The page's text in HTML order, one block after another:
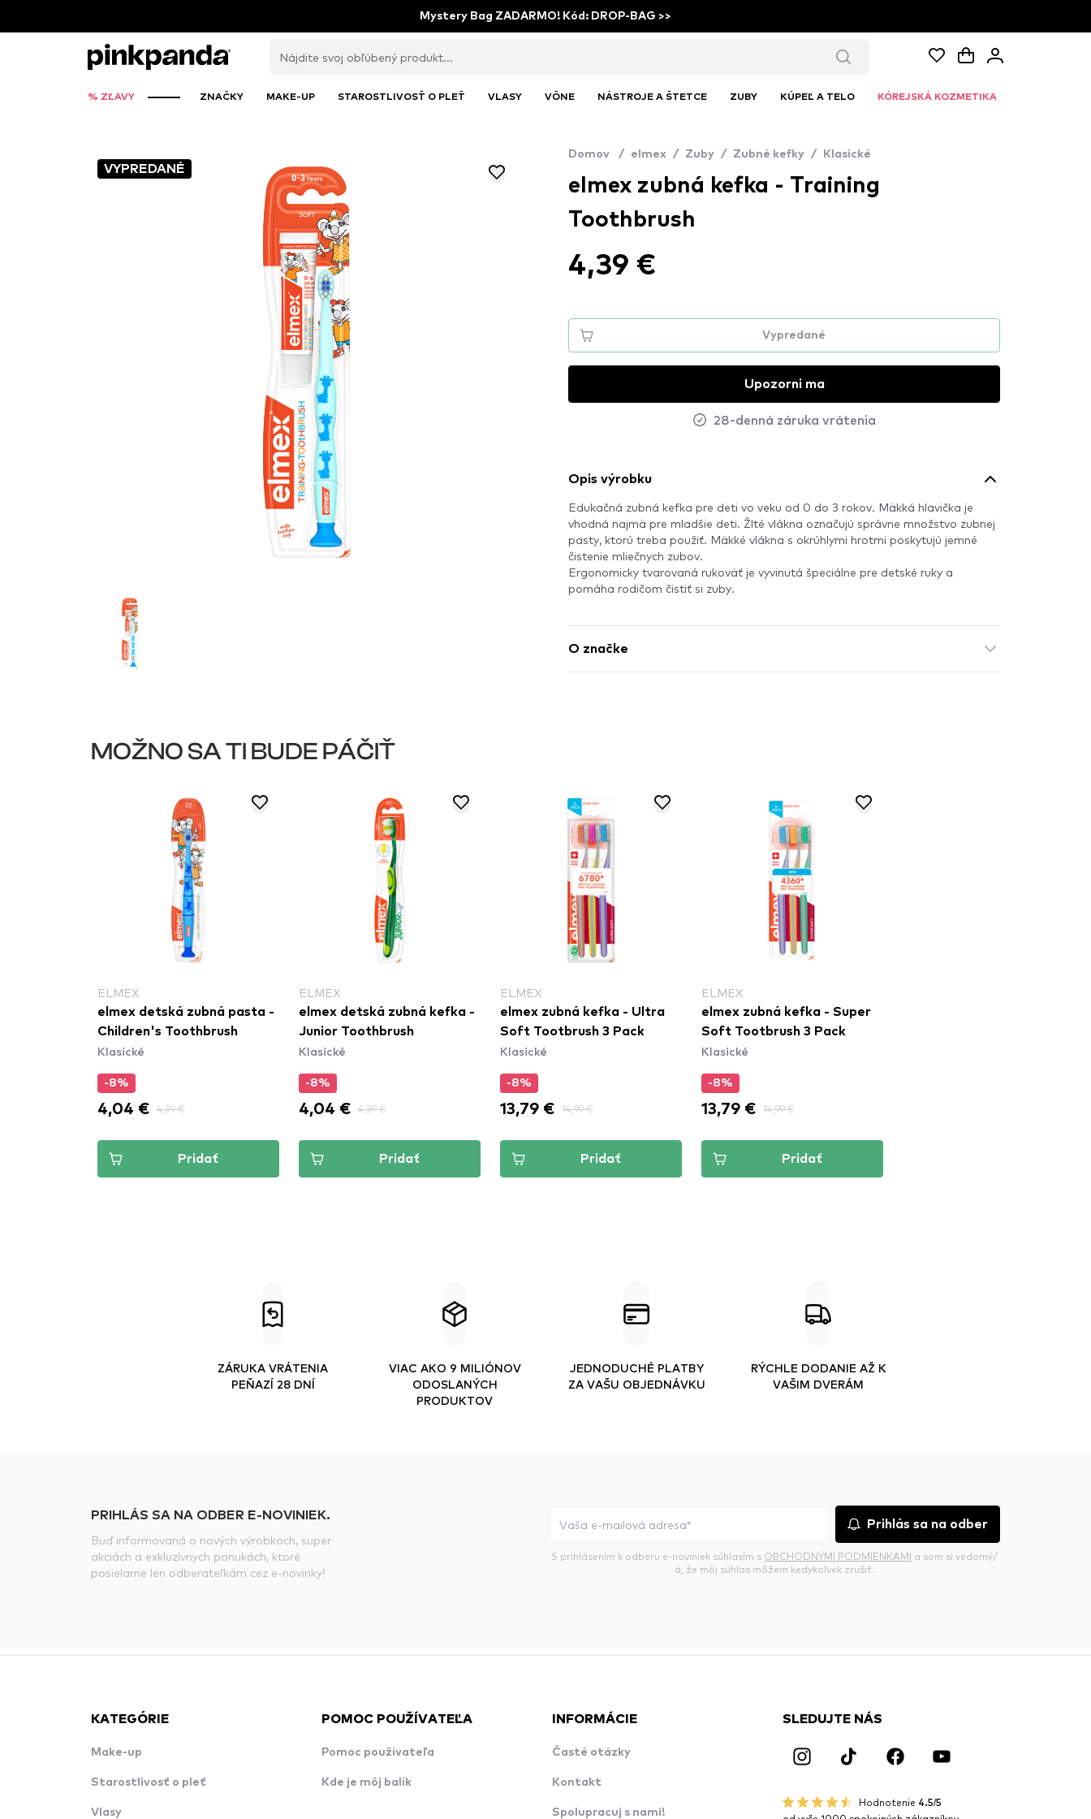
Mystery Bag ZADARMO! Kód: DROP-BAG >>
% ZĽAVY ZNAČKY MAKE-UP STAROSTLIVOSŤ O PLEŤ VLASY VÔNE NÁSTROJE A ŠTETCE ZUBY KÚPEĽ A TELO KÓREJSKÁ KOZMETIKA
VYPREDANÉ
Domov / elmex / Zuby / Zubné kefky / Klasické
elmex zubná kefka - Training
Toothbrush
4,39 €
Vypredané
Upozorni ma
28-denná záruka vrátenia
Opis výrobku
Edukačná zubná kefka pre deti vo veku od 0 do 3 rokov. Mäkká hlavička je
vhodná najmä pre mladšie deti. Žlté vlákna označujú správne množstvo zubnej
pasty, ktorú treba použiť. Mäkké vlákna s okrúhlymi hrotmi poskytujú jemné
čistenie mliečnych zubov.
Ergonomicky tvarovaná rukoväť je vyvinutá špeciálne pre detské ruky a
pomáha rodičom čistiť si zuby.
O značke
MOŽNO SA TI BUDE PÁČIŤ
ELMEX
elmex detská zubná pasta -
Children's Toothbrush
Klasické
-8%
4,04 € 4,39 €
Pridať
ELMEX
elmex detská zubná kefka -
Junior Toothbrush
Klasické
-8%
4,04 € 4,39 €
Pridať
ELMEX
elmex zubná kefka - Ultra
Soft Tootbrush 3 Pack
Klasické
-8%
13,79 € 14,99 €
Pridať
ELMEX
elmex zubná kefka - Super
Soft Tootbrush 3 Pack
Klasické
-8%
13,79 € 14,99 €
Pridať
ZÁRUKA VRÁTENIA
PEŇAZÍ 28 DNÍ
VIAC AKO 9 MILIÓNOV
ODOSLANÝCH
PRODUKTOV
JEDNODUCHÉ PLATBY
ZA VAŠU OBJEDNÁVKU
RÝCHLE DODANIE AŽ K
VAŠIM DVERÁM
PRIHLÁS SA NA ODBER E-NOVINIEK.
Buď informovaná o nových výrobkoch, super
akciách a exkluzívnych ponukách, ktoré
posielame len odberateľkám cez e-novinky!
Prihlás sa na odber
S prihlásením k odberu e-noviniek súhlasím s OBCHODNÝMI PODMIENKAMI a som si vedomý/
á, že môj súhlas môžem kedykoľvek zrušiť.
KATEGÓRIE
Make-up
Starostlivosť o pleť
Vlasy
POMOC POUŽÍVATEĽA
Pomoc používateľa
Kde je môj balík
INFORMÁCIE
Časté otázky
Kontakt
Spolupracuj s nami!
SLEDUJTE NÁS
Hodnotenie 4.5/5